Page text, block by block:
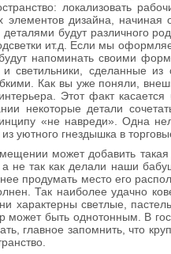
локализовать
элементов дизайна, начиная
будут различного
ит.д. Если мы
будут напоминать своими
светильники, сделанные из
Как вы уже поняли,
Этот факт
некоторые детали
«не навреди». Одна
уютного гнездышка в
может добавить
не так как делали наши
продумать место его
Так наиболее удачно
характерны светлые,
может быть однотонным. В
главное запомнить, что